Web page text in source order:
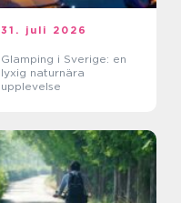
31. juli 2026
Glamping i Sverige: en
lyxig naturnära
upplevelse